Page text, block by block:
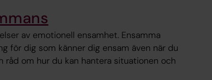
av emotionell ensamhet. Ensamma
för dig som känner dig ensam även när du
om hur du kan hantera situationen och